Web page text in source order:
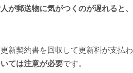
が郵送物に気がつくのが遅れると、
新契約書を回収して更新料が支払わ
ては注意が必要です。